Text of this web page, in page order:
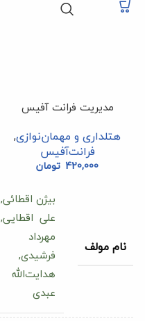
مدیریت فرانت آفیس
هتلداری و مهمان‌نوازی,
فرانت‌آفیس
420,000 تومان
نام مولف
بیژن اقطائی,
علی اقطایی,
مهرداد
فرشیدی,
هدایت‌الله
عبدی